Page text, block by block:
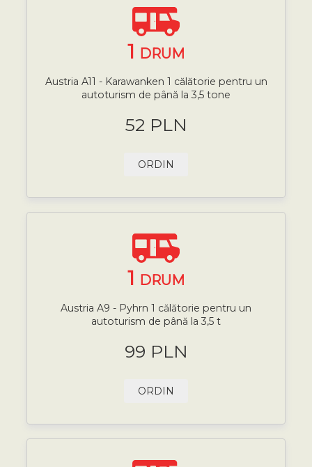
1 DRUM
Austria A11 - Karawanken 1 călătorie pentru un
autoturism de până la 3,5 tone
52 PLN
ORDIN
1 DRUM
Austria A9 - Pyhrn 1 călătorie pentru un
autoturism de până la 3,5 t
99 PLN
ORDIN